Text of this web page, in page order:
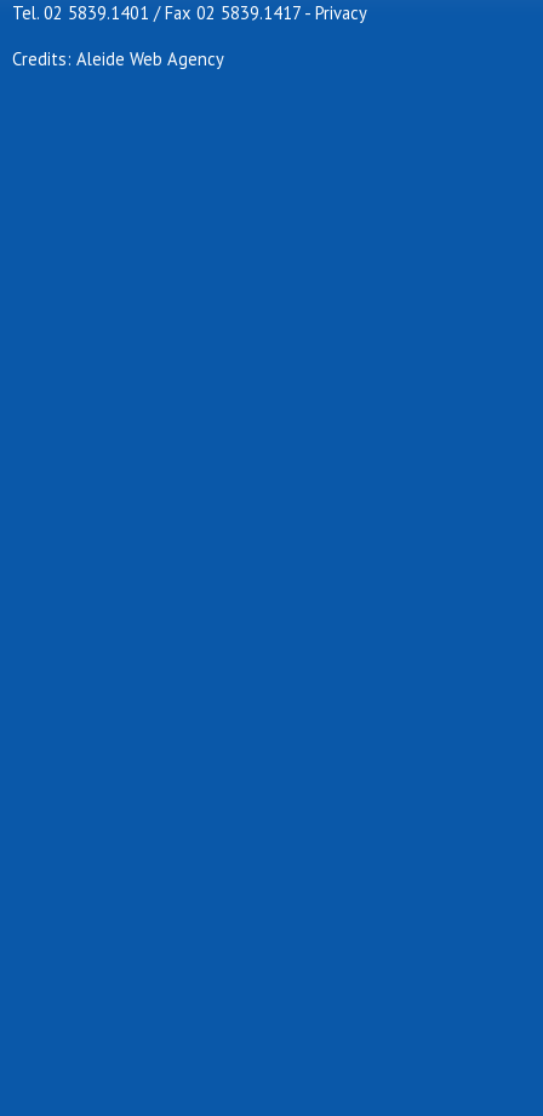
Tel. 02 5839.1401 / Fax 02 5839.1417 - Privacy
Credits: Aleide Web Agency